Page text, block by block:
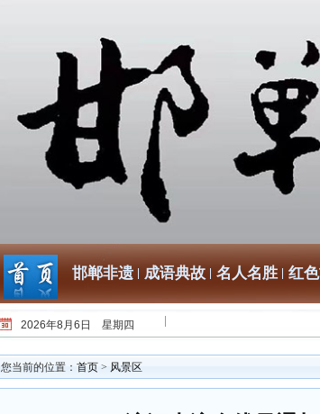
邯郸非遗 成语典故 名人名胜 红
2026年8月6日 星期四
您当前的位置： 首页 > 风景区